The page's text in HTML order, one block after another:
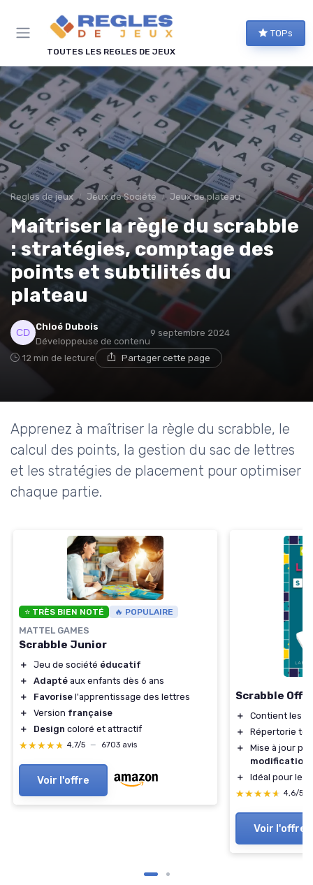
TOUTES LES REGLES DE JEUX
TOPs
Regles de jeux Jeux de Société Jeux de plateau
Maîtriser la règle du scrabble
: stratégies, comptage des
points et subtilités du
plateau
Chloé Dubois
Développeuse de contenu
9 septembre 2024
12 min de lecture Partager cette page
Apprenez à maîtriser la règle du scrabble, le
calcul des points, la gestion du sac de lettres
et les stratégies de placement pour optimiser
chaque partie.
⭐ TRÈS BIEN NOTÉ 🔥 POPULAIRE
MATTEL GAMES
Scrabble Junior
＋ Jeu de société éducatif
＋
Adapté aux enfants dès 6 ans
＋
Favorise l'apprentissage des lettres
＋
Version française
＋
Design coloré et attractif
★★★★★
★★★★★ 4,7/5 — 6703 avis
Voir l'offre
Scrabble
＋ Contient les
＋
Répertorie
＋
Mise à jour
modifications
＋
Idéal pour les
★★★★★
★★★★★ 4,6/5
Voir l'offre